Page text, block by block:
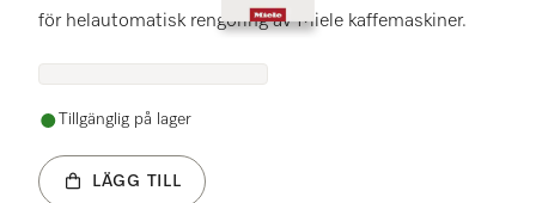
för helautomatisk rengöring av Miele kaffemaskiner.
Tillgänglig på lager
LÄGG TILL